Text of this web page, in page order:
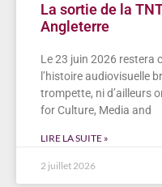
La sortie de la
Angleterre
Le 23 juin 2026 restera
l’histoire audiovisuelle
trompette, ni d’ailleurs
for Culture, Media and
LIRE LA SUITE »
2 juillet 2026